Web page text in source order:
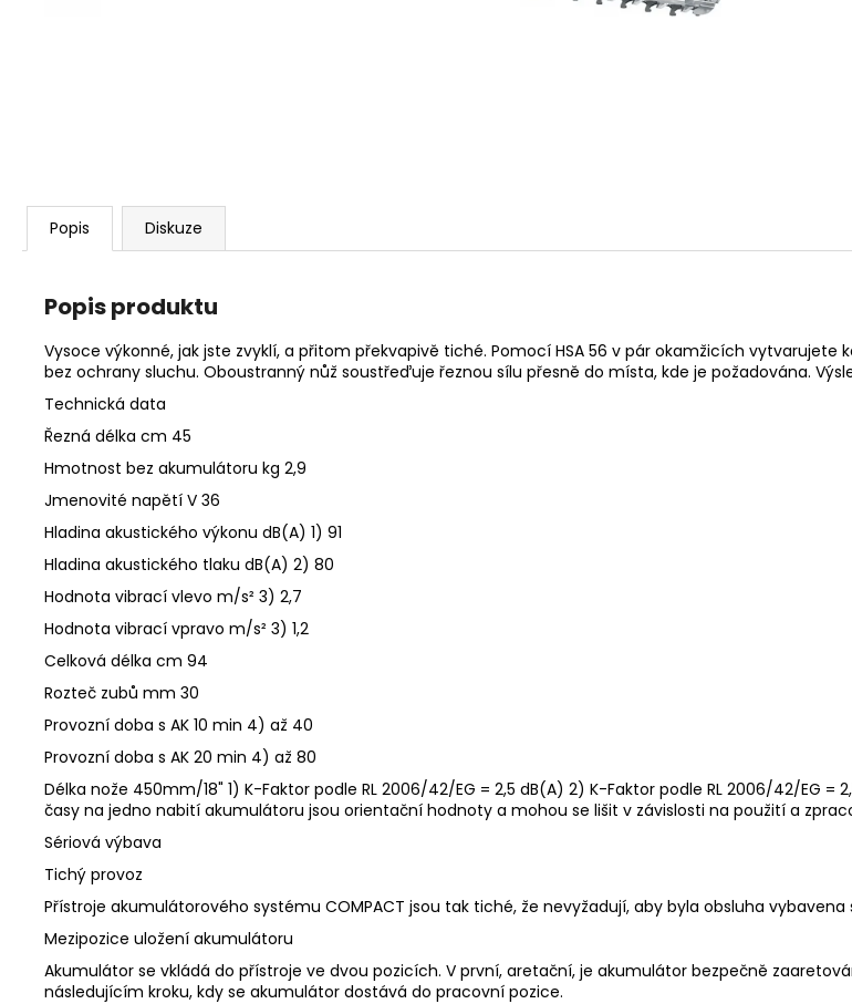
Popis Diskuze
Popis produktu
Vysoce výkonné, jak jste zvyklí, a přitom překvapivě tiché. Pomocí HSA 56 v pár okamžicích
bez ochrany sluchu. Oboustranný nůž soustřeďuje řeznou sílu přesně do místa, kde je požadována.
Technická data
Řezná délka cm 45
Hmotnost bez akumulátoru kg 2,9
Jmenovité napětí V 36
Hladina akustického výkonu dB(A) 1) 91
Hladina akustického tlaku dB(A) 2) 80
Hodnota vibrací vlevo m/s² 3) 2,7
Hodnota vibrací vpravo m/s² 3) 1,2
Celková délka cm 94
Rozteč zubů mm 30
Provozní doba s AK 10 min 4) až 40
Provozní doba s AK 20 min 4) až 80
Délka nože 450mm/18" 1) K-Faktor podle RL 2006/42/EG = 2,5 dB(A) 2) K-Faktor podle RL 2006/42/EG
časy na jedno nabití akumulátoru jsou orientační hodnoty a mohou se lišit v závislosti na použití a
Sériová výbava
Tichý provoz
Přístroje akumulátorového systému COMPACT jsou tak tiché, že nevyžadují, aby byla obsluha
Mezipozice uložení akumulátoru
Akumulátor se vkládá do přístroje ve dvou pozicích. V první, aretační, je akumulátor bezpečně
následujícím kroku, kdy se akumulátor dostává do pracovní pozice.